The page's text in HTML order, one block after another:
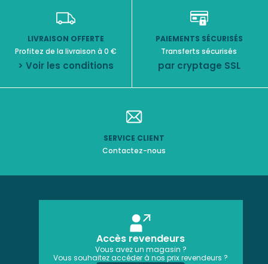
LIVRAISON OFFERTE
Profitez de la livraison à 0 €
> Voir les conditions
PAIEMENTS SÉCURISÉS
Transferts sécurisés
par cryptage SSL
SERVICE CLIENT
Contactez-nous
Accès revendeurs
Vous avez un magasin ?
Vous souhaitez accéder à nos prix revendeurs ?